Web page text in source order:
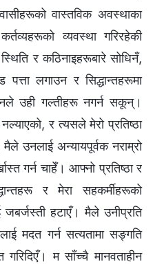
वास्तविक अवस्थाका
व्यवस्था गरिरहेकी
र कठिनाइहरूबारे सोधिनँ,
लगाउन र सिद्धान्तहरूमा
उही गल्तीहरू नगर्न सकून्।
र त्यसले मेरो प्रतिष्ठा
उनलाई अन्यायपूर्वक नराम्रो
गर्न चाहेँ। आफ्नो प्रतिष्ठा र
र मेरा सहकर्मीहरूको
हटाएँ। मैले उनीप्रति
मदत गर्न सत्यतामा सङ्गति
म साँच्चै मानवताहीन